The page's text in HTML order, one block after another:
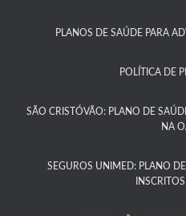
PLANOS DE SAÚDE PARA
POLÍTICA DE
SÃO CRISTÓVÃO: PLANO DE
NA
SEGUROS UNIMED: PLANO